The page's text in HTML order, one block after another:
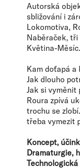
Autorská
sbližování i
Lokomotiva,
Naběraček, tři
Květina-Měsíc.
Kam doťapá a
Jak dlouho
Jak si vyměnit
Roura zpívá
trochu se
třeba vymezit
Koncept,
Dramaturgie,